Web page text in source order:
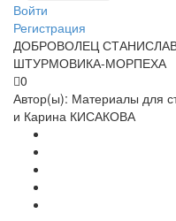
Войти
Регистрация
ДОБРОВОЛЕЦ
ШТУРМОВИКА-МОРПЕХА
0
Автор(ы): Материалы для
и Карина КИСАКОВА